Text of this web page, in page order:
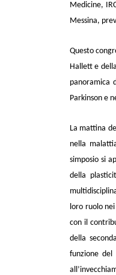
Medicine,
Messina,
Questo
Hallett e della
panoramica
Parkinson e
La mattina
nella
simposio si
della
loro ruolo
con il
della
funzione del